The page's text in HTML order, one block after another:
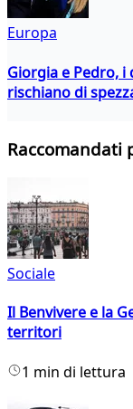
Europa
Giorgia e Pedro,
rischiano di
Raccomandati
Sociale
Il Benvivere e la
territori
1 min di lettura